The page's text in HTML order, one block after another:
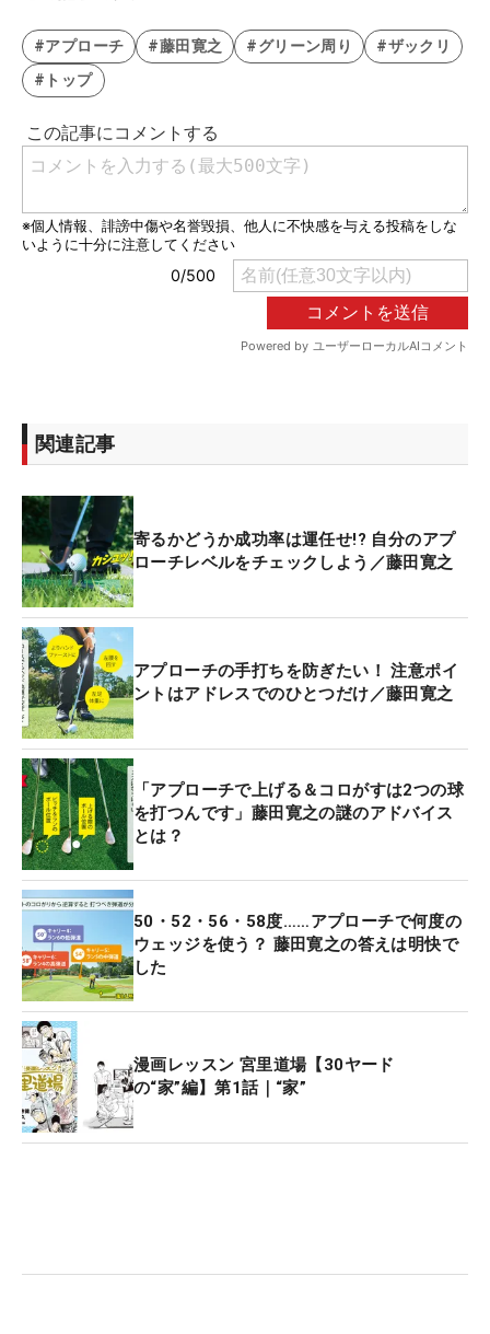
#アプローチ #藤田寛之 #グリーン周り
#ザックリ
#トップ
関連記事
寄るかどうか成功率は運任せ!? 自分のアプ
ローチレベルをチェックしよう／藤田寛之
アプローチの手打ちを防ぎたい！ 注意ポイ
ントはアドレスでのひとつだけ／藤田寛之
「アプローチで上げる＆コロがすは2つの球
を打つんです」藤田寛之の謎のアドバイス
とは？
50・52・56・58度……アプローチで何度の
ウェッジを使う？ 藤田寛之の答えは明快で
した
漫画レッスン 宮里道場【30ヤード
の“家”編】第1話｜“家”